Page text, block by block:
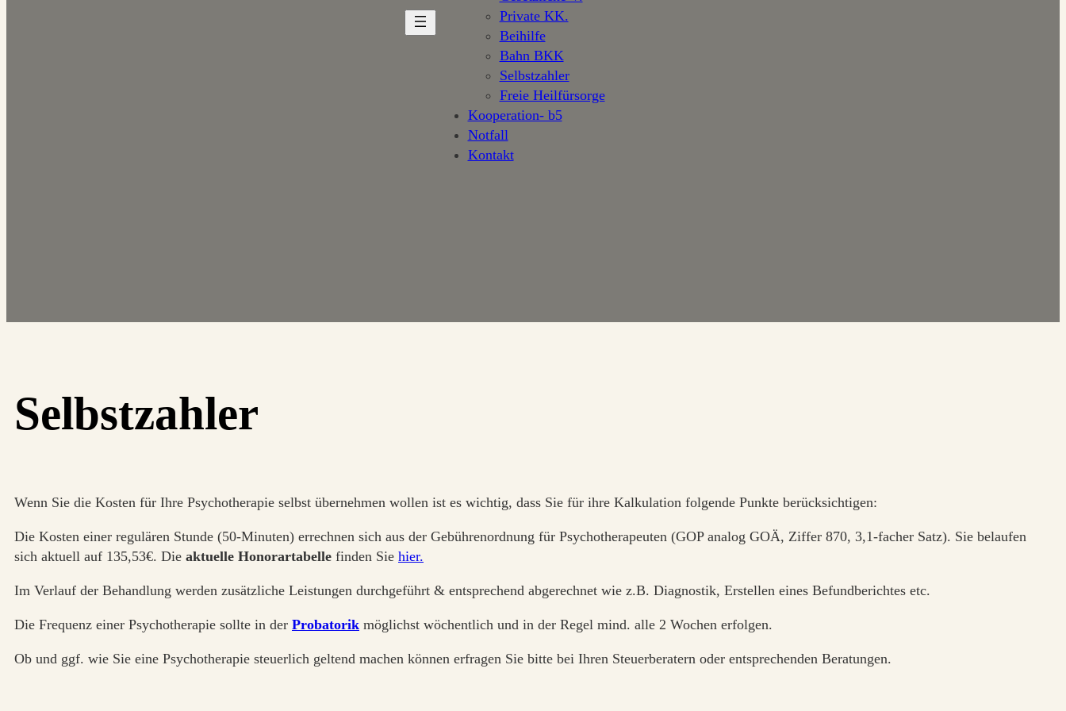
Private KK.
Beihilfe
Bahn BKK
Selbstzahler
Freie Heilfürsorge
Kooperation- b5
Notfall
Kontakt
Selbstzahler
Wenn Sie die Kosten für Ihre Psychotherapie selbst übernehmen wollen ist es wichtig, dass Sie für ihre Kalkulation folgende Punkte berücksichtigen:
Die Kosten einer regulären Stunde (50-Minuten) errechnen sich aus der Gebührenordnung für Psychotherapeuten (GOP analog GOÄ, Ziffer 870, 3,1-facher Satz). Sie belaufen
sich aktuell auf 135,53€. Die aktuelle Honorartabelle finden Sie hier.
Im Verlauf der Behandlung werden zusätzliche Leistungen durchgeführt & entsprechend abgerechnet wie z.B. Diagnostik, Erstellen eines Befundberichtes etc.
Die Frequenz einer Psychotherapie sollte in der Probatorik möglichst wöchentlich und in der Regel mind. alle 2 Wochen erfolgen.
Ob und ggf. wie Sie eine Psychotherapie steuerlich geltend machen können erfragen Sie bitte bei Ihren Steuerberatern oder entsprechenden Beratungen.